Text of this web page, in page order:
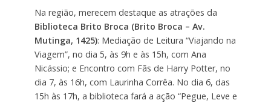
Na região, merecem destaque as atrações da
Biblioteca Brito Broca (Brito Broca – Av.
Mutinga, 1425): Mediação de Leitura “Viajando na
Viagem”, no dia 5, às 9h e às 15h, com Ana
Nicássio; e Encontro com Fãs de Harry Potter, no
dia 7, às 16h, com Laurinha Corrêa. No dia 6, das
15h às 17h, a biblioteca fará a ação “Pegue, Leve e